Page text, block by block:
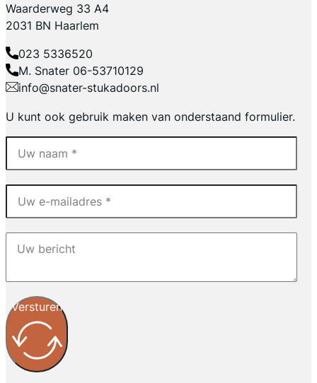
Waarderweg 33 A4
2031 BN Haarlem
023 5336520
M. Snater 06-53710129
info@snater-stukadoors.nl
U kunt ook gebruik maken van onderstaand formulier.
Versturen